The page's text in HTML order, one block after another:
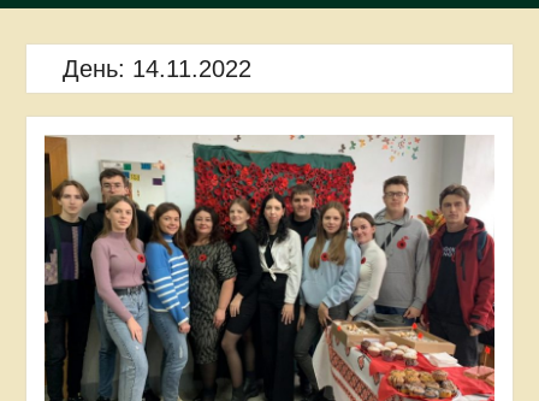
День: 14.11.2022